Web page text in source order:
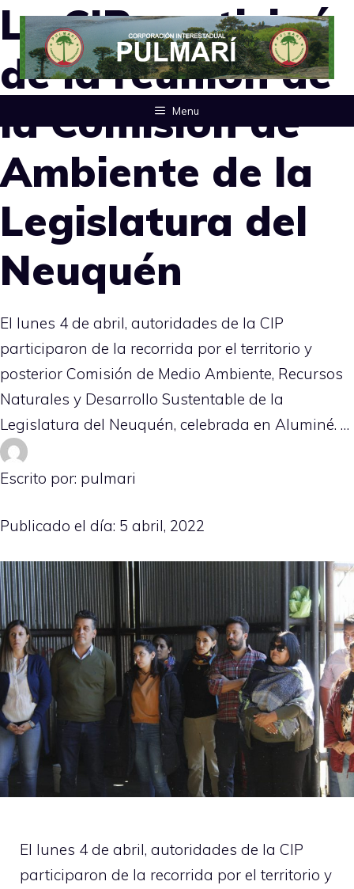
Saltar
al
contenido
Menu
La CIP participó
de la reunión de
la Comisión de
Ambiente de la
Legislatura del
Neuquén
El lunes 4 de abril, autoridades de la CIP
participaron de la recorrida por el territorio y
posterior Comisión de Medio Ambiente, Recursos
Naturales y Desarrollo Sustentable de la
Legislatura del Neuquén, celebrada en Aluminé. …
Escrito por: pulmari
Publicado el día: 5 abril, 2022
El lunes 4 de abril, autoridades de la CIP
participaron de la recorrida por el territorio y